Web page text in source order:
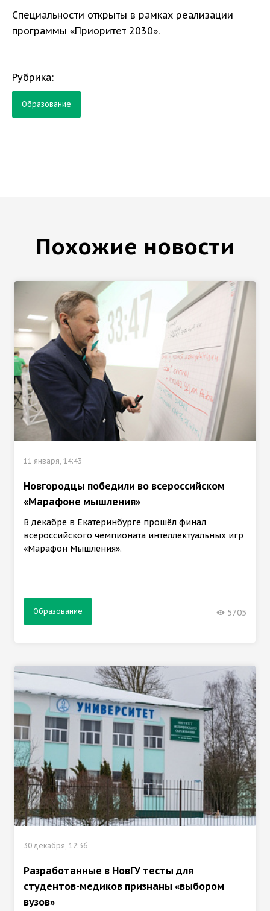
Специальности открыты в рамках реализации
программы «Приоритет 2030».
Рубрика:
Образование
Похожие новости
11 января, 14:43
Новгородцы победили во всероссийском
«Марафоне мышления»
В декабре в Екатеринбурге прошёл финал
всероссийского чемпионата интеллектуальных игр
«Марафон Мышления».
Образование 5705
30 декабря, 12:36
Разработанные в НовГУ тесты для
студентов-медиков признаны «выбором
вузов»